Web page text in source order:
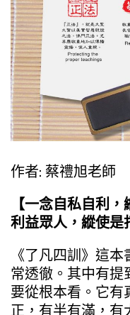
作者: 蔡禮旭老師
【一念自私自利
利益眾人，縱使是
《了凡四訓》這
常透徹。其中有提
要從根本看。它有
正，有半有滿，有